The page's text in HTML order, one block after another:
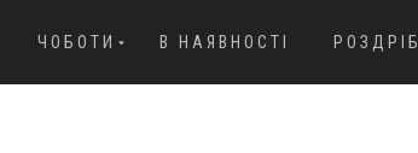
ЧОБОТИ В НАЯВНОСТІ РОЗДРІБ